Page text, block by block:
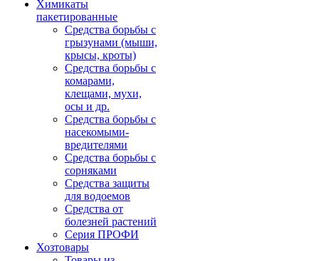
Химикаты
пакетированные
Средства борьбы с
грызунами (мыши,
крысы, кроты)
Средства борьбы с
комарами,
клещами, мухи,
осы и др.
Средства борьбы с
насекомыми-
вредителями
Средства борьбы с
сорняками
Средства защиты
для водоемов
Средства от
болезней растений
Серия ПРОФИ
Хозтовары